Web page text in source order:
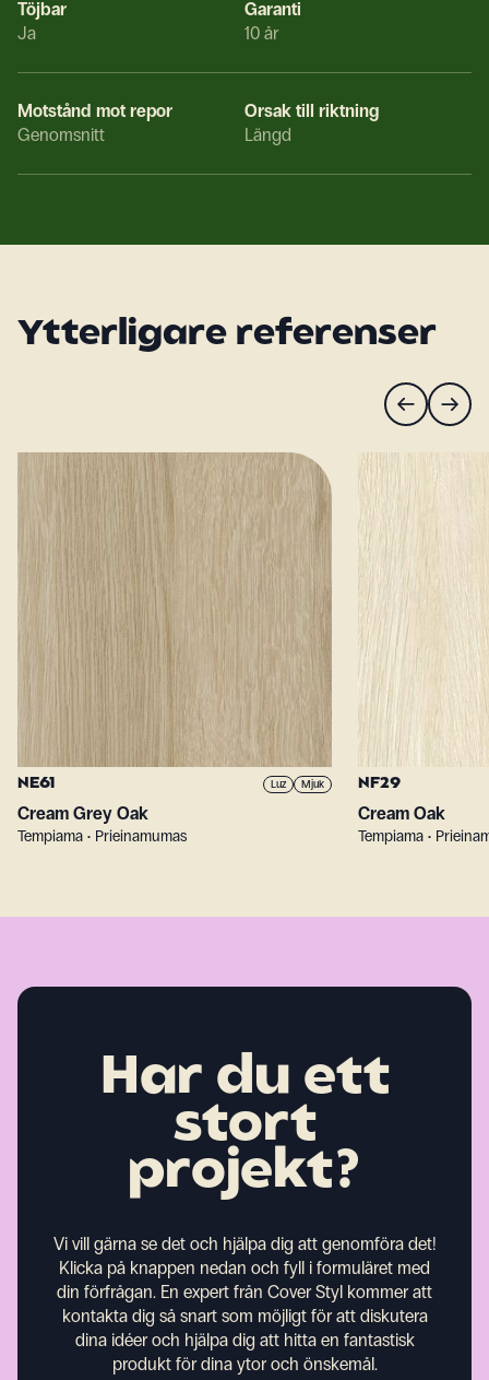
Töjbar
Ja
Garanti
10 år
Motstånd mot repor
Genomsnitt
Orsak till riktning
Längd
Ytterligare referenser
NE61 Luz Mjuk
Cream Grey Oak
Tempiama • Prieinamumas
NF29
Cream Oak
Tempiama •
Har du ett
stort
projekt?
Vi vill gärna se det och hjälpa dig att genomföra det!
Klicka på knappen nedan och fyll i formuläret med
din förfrågan. En expert från Cover Styl kommer att
kontakta dig så snart som möjligt för att diskutera
dina idéer och hjälpa dig att hitta en fantastisk
produkt för dina ytor och önskemål.